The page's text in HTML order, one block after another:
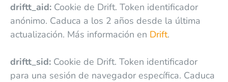
driftt_aid: Cookie de Drift. Token identificador
anónimo. Caduca a los 2 años desde la última
actualización. Más información en Drift.
driftt_sid: Cookie de Drift. Token identificador
para una sesión de navegador específica. Caduca